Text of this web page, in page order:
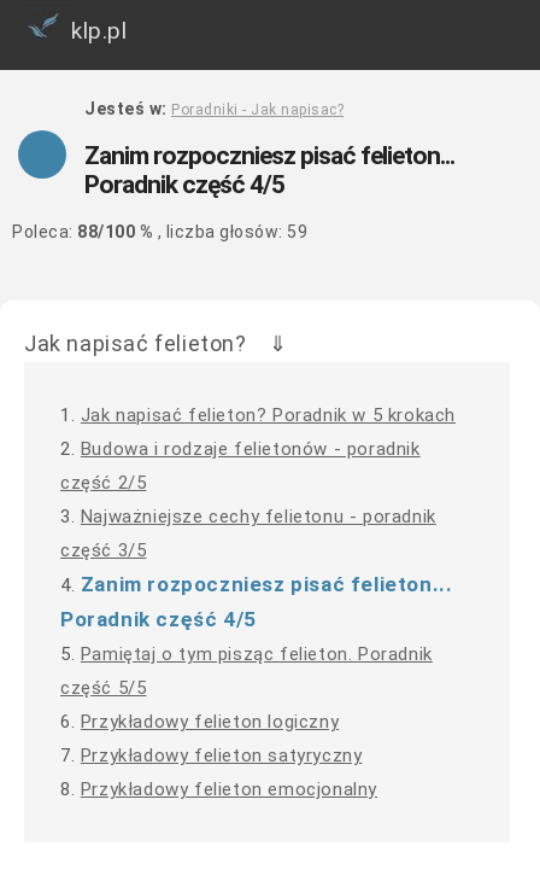
klp.pl
Jesteś w: Poradniki - Jak napisac?
Zanim rozpoczniesz pisać felieton...
Poradnik część 4/5
Poleca: 88/100 % , liczba głosów: 59
Jak napisać felieton? ⇓
1. Jak napisać felieton? Poradnik w 5 krokach
2. Budowa i rodzaje felietonów - poradnik
część 2/5
3. Najważniejsze cechy felietonu - poradnik
część 3/5
4. Zanim rozpoczniesz pisać felieton...
Poradnik część 4/5
5. Pamiętaj o tym pisząc felieton. Poradnik
część 5/5
6. Przykładowy felieton logiczny
7. Przykładowy felieton satyryczny
8. Przykładowy felieton emocjonalny